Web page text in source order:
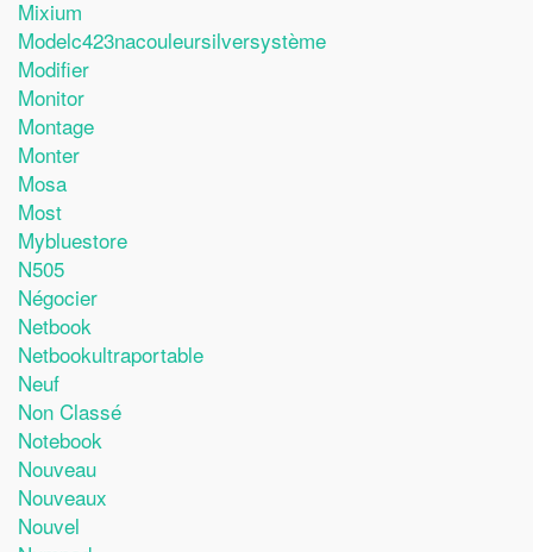
Mixium
Modelc423nacouleursilversystème
Modifier
Monitor
Montage
Monter
Mosa
Most
Mybluestore
N505
Négocier
Netbook
Netbookultraportable
Neuf
Non Classé
Notebook
Nouveau
Nouveaux
Nouvel